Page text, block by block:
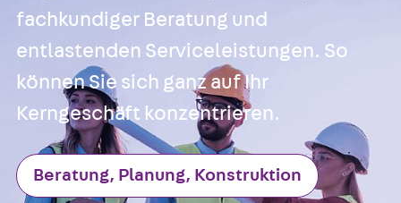
fachkundiger Beratung und
entlastenden Serviceleistungen. So
können Sie sich ganz auf Ihr
Kerngeschäft konzentrieren.
Beratung, Planung, Konstruktion